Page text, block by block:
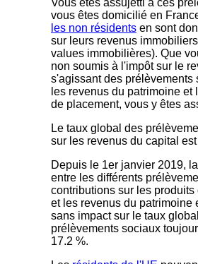
Vous êtes assujetti à ces
vous êtes domicilié en
les non résidents en sont
sur leurs revenus
values immobilières). Que
non soumis à l'impôt sur le
s'agissant des prélèvements
les revenus du patrimoine et
de placement, vous y êtes
Le taux global des
sur les revenus du capital
Depuis le 1er janvier 2019,
entre les différents
contributions sur les produits
et les revenus du patrimoine
sans impact sur le taux
prélèvements sociaux
17.2 %.